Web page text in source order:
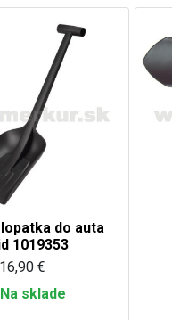
lopatka do auta
1019353
16,90 €
Na sklade